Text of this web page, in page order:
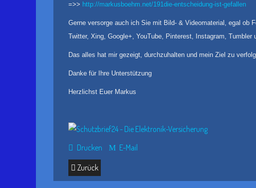
=>> http://markusboehm.net/191die-entscheidung-ist-gefallen
Gerne versorge auch ich Sie mit Bild- & Videomaterial, egal ob
Twitter, Xing, Google+, YouTube, Pinterest, Instagram, Tumbler
Das alles hat mir gezeigt, durchzuhalten und mein Ziel zu
Danke für Ihre Unterstützung
Herzlichst Euer Markus
Drucken
E-Mail
Zurück